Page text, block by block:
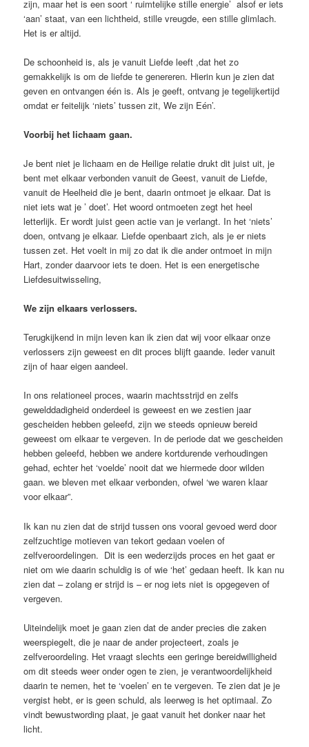
zijn, maar het is een soort ‘ ruimtelijke stille energie’ alsof er iets
‘aan’ staat, van een lichtheid, stille vreugde, een stille glimlach.
Het is er altijd.
De schoonheid is, als je vanuit Liefde leeft ,dat het zo
gemakkelijk is om de liefde te genereren. Hierin kun je zien dat
geven en ontvangen één is. Als je geeft, ontvang je tegelijkertijd
omdat er feitelijk ‘niets’ tussen zit, We zijn Eén’.
Voorbij het lichaam gaan.
Je bent niet je lichaam en de Heilige relatie drukt dit juist uit, je
bent met elkaar verbonden vanuit de Geest, vanuit de Liefde,
vanuit de Heelheid die je bent, daarin ontmoet je elkaar. Dat is
niet iets wat je ’ doet’. Het woord ontmoeten zegt het heel
letterlijk. Er wordt juist geen actie van je verlangt. In het ‘niets’
doen, ontvang je elkaar. Liefde openbaart zich, als je er niets
tussen zet. Het voelt in mij zo dat ik die ander ontmoet in mijn
Hart, zonder daarvoor iets te doen. Het is een energetische
Liefdesuitwisseling,
We zijn elkaars verlossers.
Terugkijkend in mijn leven kan ik zien dat wij voor elkaar onze
verlossers zijn geweest en dit proces blijft gaande. Ieder vanuit
zijn of haar eigen aandeel.
In ons relationeel proces, waarin machtsstrijd en zelfs
gewelddadigheid onderdeel is geweest en we zestien jaar
gescheiden hebben geleefd, zijn we steeds opnieuw bereid
geweest om elkaar te vergeven. In de periode dat we gescheiden
hebben geleefd, hebben we andere kortdurende verhoudingen
gehad, echter het ‘voelde’ nooit dat we hiermede door wilden
gaan. we bleven met elkaar verbonden, ofwel ‘we waren klaar
voor elkaar”.
Ik kan nu zien dat de strijd tussen ons vooral gevoed werd door
zelfzuchtige motieven van tekort gedaan voelen of
zelfveroordelingen. Dit is een wederzijds proces en het gaat er
niet om wie daarin schuldig is of wie ‘het’ gedaan heeft. Ik kan nu
zien dat – zolang er strijd is – er nog iets niet is opgegeven of
vergeven.
Uiteindelijk moet je gaan zien dat de ander precies die zaken
weerspiegelt, die je naar de ander projecteert, zoals je
zelfveroordeling. Het vraagt slechts een geringe bereidwilligheid
om dit steeds weer onder ogen te zien, je verantwoordelijkheid
daarin te nemen, het te ‘voelen’ en te vergeven. Te zien dat je je
vergist hebt, er is geen schuld, als leerweg is het optimaal. Zo
vindt bewustwording plaat, je gaat vanuit het donker naar het
licht.